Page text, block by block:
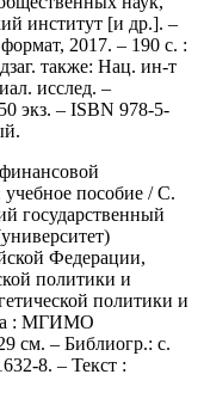
институт [и др.]. –
2017. – 190 с. :
также: Нац. ин-т
исслед. –
экз. – ISBN 978-5-
учебное пособие / С.
государственный
Федерации,
политики и
политики и
: МГИМО
см. – Библиогр.: с.
8. – Текст :